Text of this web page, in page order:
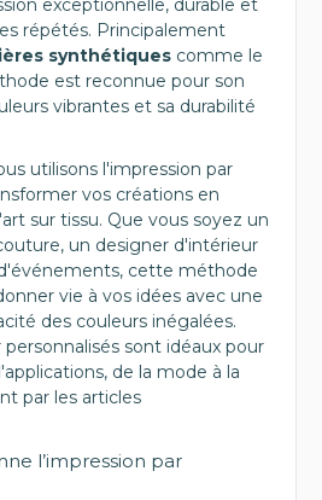
exceptionnelle, durable et
répétés. Principalement
synthétiques comme le
est reconnue pour son
vibrantes et sa durabilité
utilisons l'impression par
vos créations en
sur tissu. Que vous soyez un
un designer d'intérieur
cette méthode
vie à vos idées avec une
des couleurs inégalées.
sont idéaux pour
de la mode à la
par les articles
l’impression par